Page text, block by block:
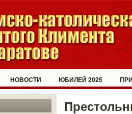
НОВОСТИ ЮБИЛЕЙ 2025